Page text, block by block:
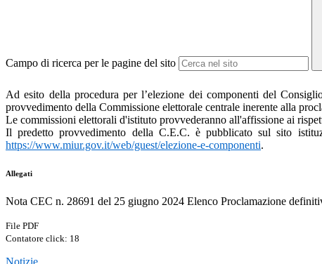
Campo di ricerca per le pagine del sito
Ad esito della procedura per l’elezione dei componenti del
provvedimento della Commissione elettorale centrale inerente alla
Le commissioni elettorali d'istituto provvederanno all'affissione ai
Il predetto provvedimento della C.E.C. è pubblicato sul sito
https://www.miur.gov.it/web/guest/elezione-e-componenti.
Allegati
Nota CEC n. 28691 del 25 giugno 2024 Elenco Proclamazione
File PDF
Contatore click: 18
Notizie